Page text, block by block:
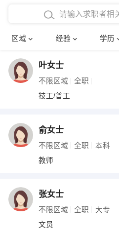
区域 经验 学历
在校学生工作经验
四年以上工作经验
五年以上工作经验
博士
文员
财务会计
网络IT
收银员
水电/机修
确
叶女士
不限区域 全职
技工/普工
俞女士
不限区域 全职 本科
教师
张女士
不限区域 全职 大专
文员